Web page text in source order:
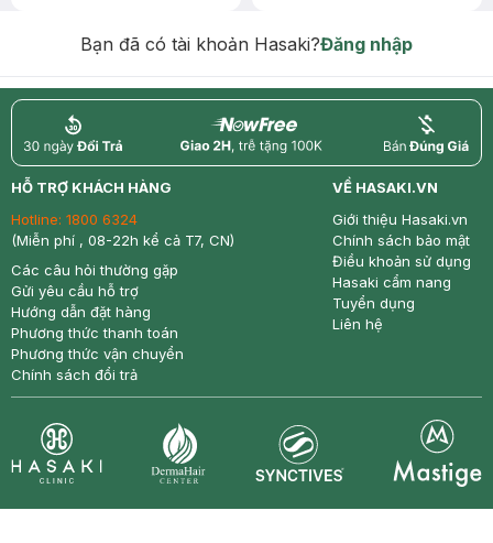
Bạn đã có tài khoản Hasaki?Đăng nhập
return nowfree price
HỖ TRỢ KHÁCH HÀNG
Hotline: 1800 6324
(Miễn phí , 08-22h kể cả T7, CN)
Các câu hỏi thường gặp
Gửi yêu cầu hỗ trợ
Hướng dẫn đặt hàng
Phương thức thanh toán
Phương thức vận chuyển
Chính sách đổi trả
VỀ HASAKI.VN
Giới thiệu Hasaki.vn
Chính sách bảo mật
Điều khoản sử dụng
Hasaki cẩm nang
Tuyển dụng
Liên hệ